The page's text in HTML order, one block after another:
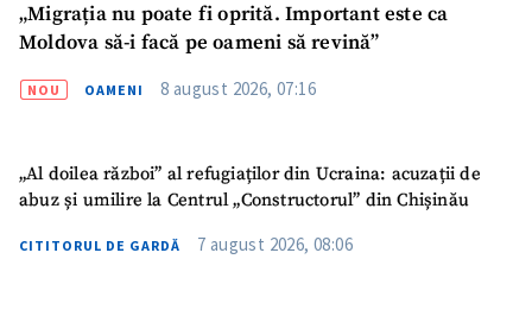
„Migrația nu poate fi oprită. Important este ca
Moldova să-i facă pe oameni să revină”
NOU OAMENI 8 august 2026, 07:16
„Al doilea război” al refugiaților din Ucraina: acuzații de
abuz și umilire la Centrul „Constructorul” din Chișinău
CITITORUL DE GARDĂ 7 august 2026, 08:06